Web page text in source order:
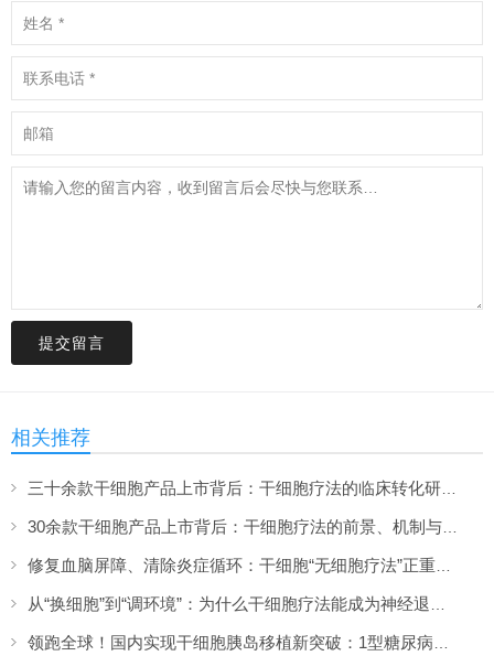
提交留言
相关推荐
三十余款干细胞产品上市背后：干细胞疗法的临床转化研究与解决方案（下）
30余款干细胞产品上市背后：干细胞疗法的前景、机制与进展脉络（上）
修复血脑屏障、清除炎症循环：干细胞“无细胞疗法”正重新定义大脑抗衰方案
从“换细胞”到“调环境”：为什么干细胞疗法能成为神经退行性疾病的克星？
领跑全球！国内实现干细胞胰岛移植新突破：1型糖尿病治愈迈出关键一步